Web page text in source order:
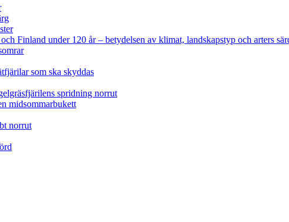
Finland under 120 år– betydelsen av klimat, landskapstyp och arters
som ska skyddas
spridning norrut
midsommarbukett
norrut